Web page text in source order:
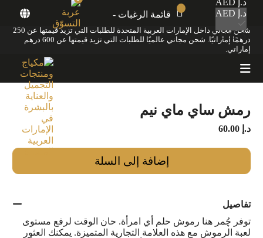
شحن مجاني داخل الإمارات العربية المتحدة للطلبات التي تزيد قيمتها عن 250
درهمًا إماراتيًا. شحن مجاني عالميًا للطلبات التي تزيد قيمتها عن 600 درهم
إماراتي.
الرئيسية رموش فاخرة / رمش ساي ماي نيم
رمش ساي ماي نيم
د.إ 60.00
إضافة إلى السلة
تفاصيل
توفر چُمر هنا رموش حلم أي امرأة. حان الوقت لرفع مستوى
لعبة الرموش مع هذه العلامة التجارية المتميزة. يمكنك العثور
د.إ AED
$ USD
قائمة الرغبات -